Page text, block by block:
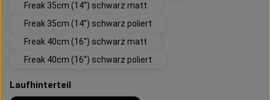
Freak 35cm (14'') schwarz matt
Freak 35cm (14'') schwarz poliert
Freak 40cm (16'') schwarz matt
Freak 40cm (16'') schwarz poliert
Laufhinterteil